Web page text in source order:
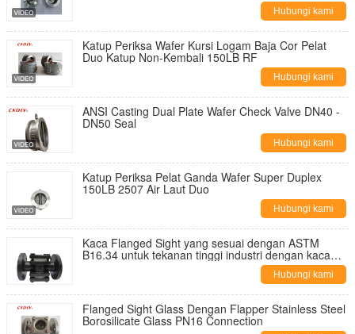
Hubungi kami
Katup Periksa Wafer Kursi Logam Baja Cor Pelat
Duo Katup Non-Kembali 150LB RF
Hubungi kami
ANSI Casting Dual Plate Wafer Check Valve DN40 -
DN50 Seal
Hubungi kami
Katup Periksa Pelat Ganda Wafer Super Duplex
150LB 2507 Air Laut Duo
Hubungi kami
Kaca Flanged Sight yang sesuai dengan ASTM
B16.34 untuk tekanan tinggi industri dengan kaca
Hubungi kami
Flanged Sight Glass Dengan Flapper Stainless Steel
Borosilicate Glass PN16 Connection